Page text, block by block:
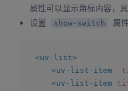
属性可以显示角标内容，具
设置
show-switch 属
<uv-list>
<uv-list-item
<uv-list-item